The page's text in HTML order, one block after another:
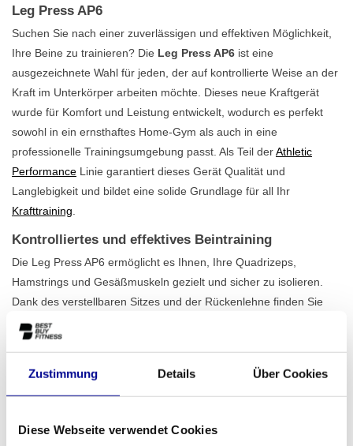
Zustimmung Details Über Cookies
Diese Webseite verwendet Cookies
Leg Press AP6
Suchen Sie nach einer zuverlässigen und effektiven Möglichkeit,
Ihre Beine zu trainieren? Die Leg Press AP6 ist eine
ausgezeichnete Wahl für jeden, der auf kontrollierte Weise an der
Kraft im Unterkörper arbeiten möchte. Dieses neue Kraftgerät
wurde für Komfort und Leistung entwickelt, wodurch es perfekt
sowohl in ein ernsthaftes Home-Gym als auch in eine
professionelle Trainingsumgebung passt. Als Teil derAthletic
Performance Linie garantiert dieses Gerät Qualität und
Langlebigkeit und bildet eine solide Grundlage für all Ihr
Krafttraining
Kontrolliertes und effektives Beintraining
Die Leg Press AP6 ermöglicht es Ihnen, Ihre Quadrizeps,
Hamstrings und Gesäßmuskeln gezielt und sicher zu isolieren.
Dank des verstellbaren Sitzes und der Rückenlehne finden Sie
immer die richtige Haltung, was das Verletzungsrisiko verringert
und die Effektivität Ihres Trainings erhöht. Das Gerät bewegt sich
stabil. Die stilvolle mattschwarze Oberfläche sorgt zudem für ein
professionelles Erscheinungsbild in jedem Raum. Dieses Gerät ist